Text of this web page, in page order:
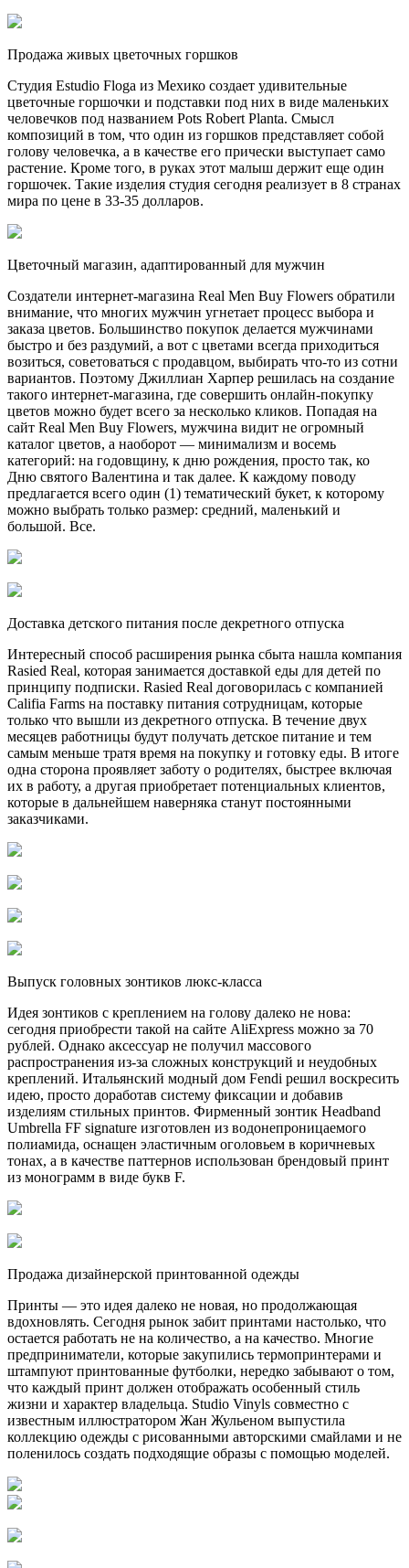
Продажа живых цветочных горшков
Студия Estudio Floga из Мехико создает удивительные
цветочные горшочки и подставки под них в виде маленьких
человечков под названием Pots Robert Planta. Смысл
композиций в том, что один из горшков представляет собой
голову человечка, а в качестве его прически выступает само
растение. Кроме того, в руках этот малыш держит еще один
горшочек. Такие изделия студия сегодня реализует в 8 странах
мира по цене в 33-35 долларов.
Цветочный магазин, адаптированный для мужчин
Создатели интернет-магазина Real Men Buy Flowers обратили
внимание, что многих мужчин угнетает процесс выбора и
заказа цветов. Большинство покупок делается мужчинами
быстро и без раздумий, а вот с цветами всегда приходиться
возиться, советоваться с продавцом, выбирать что-то из сотни
вариантов. Поэтому Джиллиан Харпер решилась на создание
такого интернет-магазина, где совершить онлайн-покупку
цветов можно будет всего за несколько кликов. Попадая на
сайт Real Men Buy Flowers, мужчина видит не огромный
каталог цветов, а наоборот — минимализм и восемь
категорий: на годовщину, к дню рождения, просто так, ко
Дню святого Валентина и так далее. К каждому поводу
предлагается всего один (1) тематический букет, к которому
можно выбрать только размер: средний, маленький и
большой. Все.
Доставка детского питания после декретного отпуска
Интересный способ расширения рынка сбыта нашла компания
Rasied Real, которая занимается доставкой еды для детей по
принципу подписки. Rasied Real договорилась с компанией
Califia Farms на поставку питания сотрудницам, которые
только что вышли из декретного отпуска. В течение двух
месяцев работницы будут получать детское питание и тем
самым меньше тратя время на покупку и готовку еды. В итоге
одна сторона проявляет заботу о родителях, быстрее включая
их в работу, а другая приобретает потенциальных клиентов,
которые в дальнейшем наверняка станут постоянными
заказчиками.
Выпуск головных зонтиков люкс-класса
Идея зонтиков с креплением на голову далеко не нова:
сегодня приобрести такой на сайте AliExpress можно за 70
рублей. Однако аксессуар не получил массового
распространения из-за сложных конструкций и неудобных
креплений. Итальянский модный дом Fendi решил воскресить
идею, просто доработав систему фиксации и добавив
изделиям стильных принтов. Фирменный зонтик Headband
Umbrella FF signature изготовлен из водонепроницаемого
полиамида, оснащен эластичным оголовьем в коричневых
тонах, а в качестве паттернов использован брендовый принт
из монограмм в виде букв F.
Продажа дизайнерской принтованной одежды
Принты — это идея далеко не новая, но продолжающая
вдохновлять. Сегодня рынок забит принтами настолько, что
остается работать не на количество, а на качество. Многие
предприниматели, которые закупились термопринтерами и
штампуют принтованные футболки, нередко забывают о том,
что каждый принт должен отображать особенный стиль
жизни и характер владельца. Studio Vinyls совместно с
известным иллюстратором Жан Жульеном выпустила
коллекцию одежды с рисованными авторскими смайлами и не
поленилось создать подходящие образы с помощью моделей.